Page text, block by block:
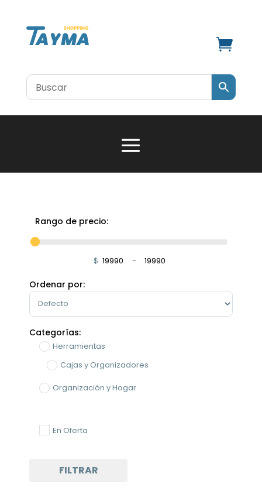

Rango de precio:
$ Minimum Price
-
Maximum Price
Ordenar por:
Sort Products
Categorías:
Herramientas
Cajas y Organizadores
Organización y Hogar
En Oferta
FILTRAR